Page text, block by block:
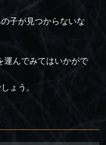
子が見つからないな
運んでみてはいかがで
ょう。